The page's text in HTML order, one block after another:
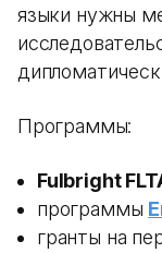
языки нужны
Программы:
Fulbright
программы
гранты на